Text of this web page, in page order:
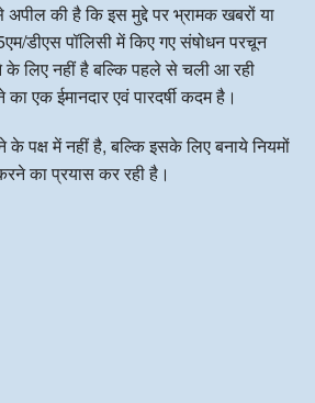
अपील की है कि इस मुद्दे पर भ्रामक खबरों या
डीएस पॉलिसी में किए गए संषोधन परचून
के लिए नहीं है बल्कि पहले से चली आ रही
एक ईमानदार एवं पारदर्षी कदम है।
के पक्ष में नहीं है, बल्कि इसके लिए बनाये नियमों
का प्रयास कर रही है।